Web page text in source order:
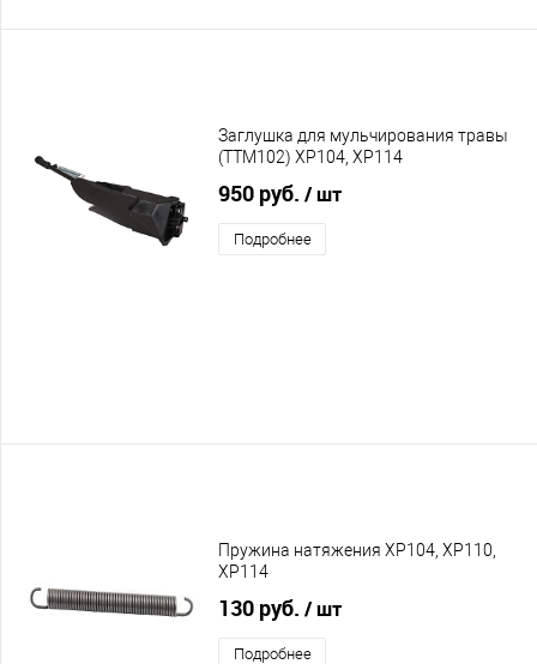
Заглушка для мульчирования травы
(TTM102) XP104, XP114
950 руб. / шт
Подробнее
Пружина натяжения XP104, XP110,
XP114
130 руб. / шт
Подробнее